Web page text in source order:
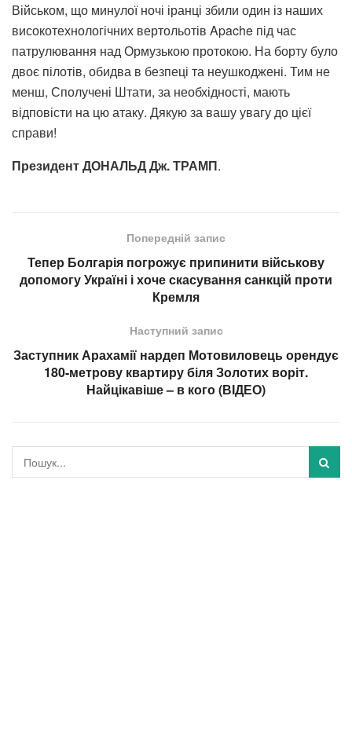
Військом, що минулої ночі іранці збили один із наших
високотехнологічних вертольотів Apache під час
патрулювання над Ормузькою протокою. На борту було
двоє пілотів, обидва в безпеці та неушкоджені. Тим не
менш, Сполучені Штати, за необхідності, мають
відповісти на цю атаку. Дякую за вашу увагу до цієї
справи!
Президент ДОНАЛЬД Дж. ТРАМП.
Попередній запис
Тепер Болгарія погрожує припинити військову
допомогу Україні і хоче скасування санкцій проти
Кремля
Наступний запис
Заступник Арахамії нардеп Мотовиловець орендує
180-метрову квартиру біля Золотих воріт.
Найцікавіше – в кого (ВІДЕО)